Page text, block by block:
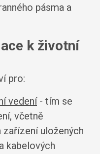
pásma a
k životní
pro:
vedení- tím se
včetně
uložených
kabelových